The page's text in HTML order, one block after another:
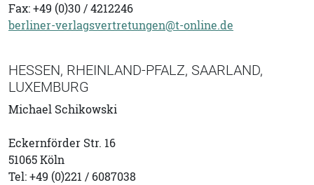
Fax: +49 (0)30 / 4212246
berliner-verlagsvertretungen@t-online.de
HESSEN, RHEINLAND-PFALZ, SAARLAND,
LUXEMBURG
Michael Schikowski
Eckernförder Str. 16
51065 Köln
Tel: +49 (0)221 / 6087038